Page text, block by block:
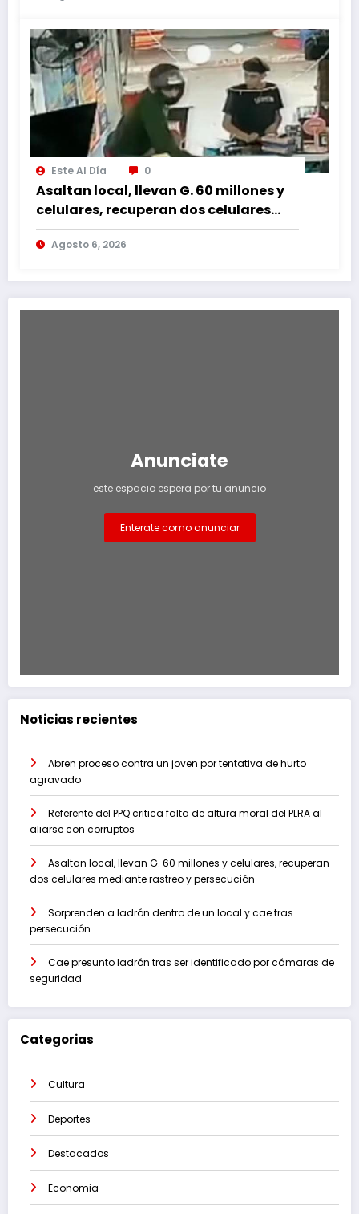
Este Al Día 0
Asaltan local, llevan G. 60 millones y
celulares, recuperan dos celulares
mediante rastreo y persecución
Agosto 6, 2026
Anunciate
este espacio espera por tu anuncio
Enterate como anunciar
Noticias recientes
Abren proceso contra un joven por tentativa de hurto
agravado
Referente del PPQ critica falta de altura moral del PLRA al
aliarse con corruptos
Asaltan local, llevan G. 60 millones y celulares, recuperan
dos celulares mediante rastreo y persecución
Sorprenden a ladrón dentro de un local y cae tras
persecución
Cae presunto ladrón tras ser identificado por cámaras de
seguridad
Categorias
Cultura
Deportes
Destacados
Economia